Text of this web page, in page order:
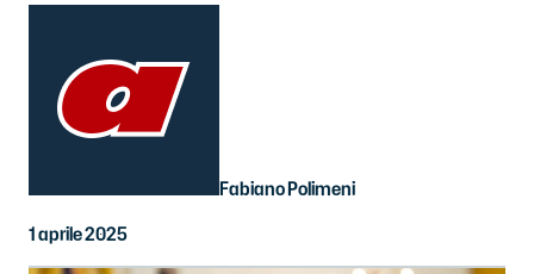
Fabiano Polimeni
1 aprile 2025